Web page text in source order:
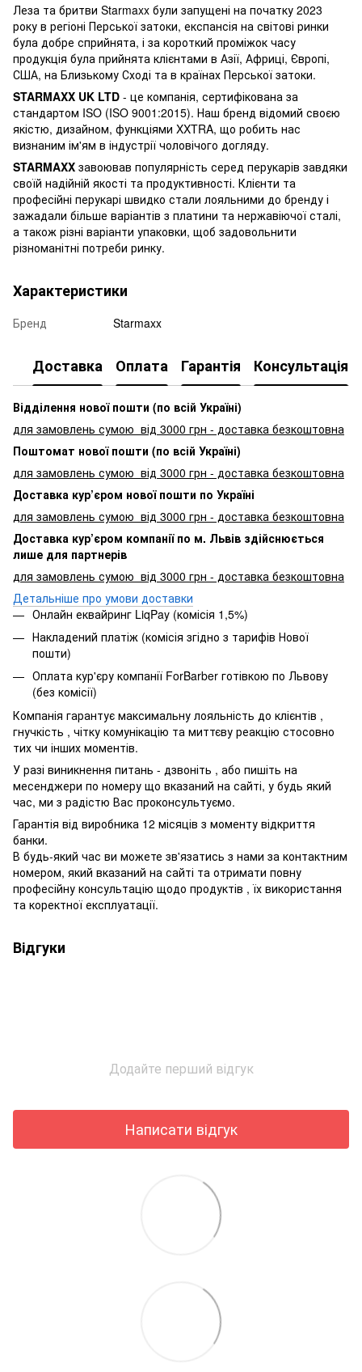
Леза та бритви Starmaxx були запущені на початку 2023
року в регіоні Перської затоки, експансія на світові ринки
була добре сприйнята, і за короткий проміжок часу
продукція була прийнята клієнтами в Азії, Африці, Європі,
США, на Близькому Сході та в країнах Перської затоки.
STARMAXX UK LTD - це компанія, сертифікована за
стандартом ISO (ISO 9001:2015). Наш бренд відомий своєю
якістю, дизайном, функціями XXTRA, що робить нас
визнаним ім'ям в індустрії чоловічого догляду.
STARMAXX завоював популярність серед перукарів завдяки
своїй надійній якості та продуктивності. Клієнти та
професійні перукарі швидко стали лояльними до бренду і
зажадали більше варіантів з платини та нержавіючої сталі,
а також різні варіанти упаковки, щоб задовольнити
різноманітні потреби ринку.
Характеристики
Бренд Starmaxx
Доставка Оплата Гарантія Консультація
Відділення нової пошти (по всій Україні)
для замовлень сумою від 3000 грн - доставка безкоштовна
Поштомат нової пошти (по всій Україні)
для замовлень сумою від 3000 грн - доставка безкоштовна
Доставка кур’єром нової пошти по Україні
для замовлень сумою від 3000 грн - доставка безкоштовна
Доставка кур’єром компанії по м. Львів здійснюється
лише для партнерів
для замовлень сумою від 3000 грн - доставка безкоштовна
Детальніше про умови доставки
Онлайн еквайринг LiqPay (комісія 1,5%)
Накладений платіж (комісія згідно з тарифів Нової
пошти)
Оплата кур'єру компанії ForBarber готівкою по Львову
(без комісії)
Компанія гарантує максимальну лояльність до клієнтів ,
гнучкість , чітку комунікацію та миттєву реакцію стосовно
тих чи інших моментів.
У разі виникнення питань - дзвоніть , або пишіть на
месенджери по номеру що вказаний на сайті, у будь який
час, ми з радістю Вас проконсультуємо.
Гарантія від виробника 12 місяців з моменту відкриття
банки.
В будь-який час ви можете зв'язатись з нами за контактним
номером, який вказаний на сайті та отримати повну
професійну консультацію щодо продуктів , їх використання
та коректної експлуатації.
Відгуки
Додайте перший відгук
Написати відгук